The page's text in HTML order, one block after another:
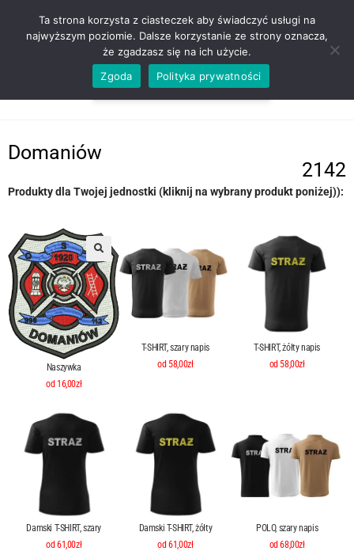
ZADZWOŃ TEL. 600 352 938
Domaniów
2142
Produkty dla Twojej jednostki (kliknij na wybrany produkt poniżej)):
Naszywka
od 16,00zł
T-SHIRT, szary napis
od 58,00zł
T-SHIRT, żółty napis
od 58,00zł
Damski T-SHIRT, szary
od 61,00zł
Damski T-SHIRT, żółty
od 61,00zł
POLO, szary napis
od 68,00zł
Ta strona korzysta z ciasteczek aby świadczyć usługi na
najwyższym poziomie. Dalsze korzystanie ze strony oznacza,
że zgadzasz się na ich użycie.
Zgoda
Polityka prywatności